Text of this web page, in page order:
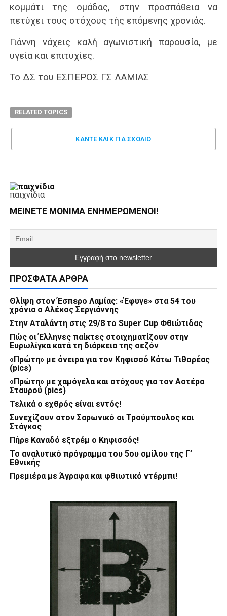
κομμάτι της ομάδας, στην προσπάθεια να
πετύχει τους στόχους τής επόμενης χρονιάς.
Γιάννη νάχεις καλή αγωνιστική παρουσία, με
υγεία και επιτυχίες.
Το ΔΣ του ΕΣΠΕΡΟΣ ΓΣ ΛΑΜΙΑΣ
RELATED TOPICS
ΚΑΝΤΕ ΚΛΊΚ ΓΙΑ ΣΧΌΛΙΟ
παιχνίδια
ΜΕΊΝΕΤΕ ΜΌΝΙΜΑ ΕΝΗΜΕΡΏΜΕΝΟΙ!
ΠΡΌΣΦΑΤΑ ΆΡΘΡΑ
Θλίψη στον Έσπερο Λαμίας: «Έφυγε» στα 54 του
χρόνια ο Αλέκος Σεργιάννης
Στην Αταλάντη στις 29/8 το Super Cup Φθιώτιδας
Πώς οι Έλληνες παίκτες στοιχηματίζουν στην
Ευρωλίγκα κατά τη διάρκεια της σεζόν
«Πρώτη» με όνειρα για τον Κηφισσό Κάτω Τιθορέας
(pics)
«Πρώτη» με χαμόγελα και στόχους για τον Αστέρα
Σταυρού (pics)
Τελικά ο εχθρός είναι εντός!
Συνεχίζουν στον Σαρωνικό οι Τρούμπουλος και
Στάγκος
Πήρε Καναδό εξτρέμ ο Κηφισσός!
Το αναλυτικό πρόγραμμα του 5ου ομίλου της Γ’
Εθνικής
Πρεμιέρα με Άγραφα και φθιωτικό ντέρμπι!